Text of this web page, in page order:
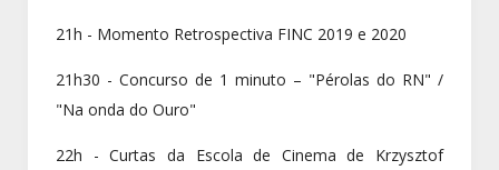
21h - Momento Retrospectiva FINC 2019 e 2020
21h30 - Concurso de 1 minuto – "Pérolas do RN" /
"Na onda do Ouro"
22h - Curtas da Escola de Cinema de Krzysztof